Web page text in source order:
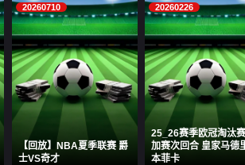
20260710
【回放】NBA夏季联赛 爵
士VS奇才
20260226
25_26赛季欧冠淘汰
加赛次回合 皇家马德
本菲卡